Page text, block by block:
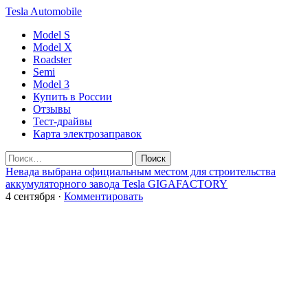
Tesla Automobile
Model S
Model X
Roadster
Semi
Model 3
Купить в России
Отзывы
Тест-драйвы
Карта электрозаправок
Невада выбрана официальным местом для строительства
аккумуляторного завода Tesla GIGAFACTORY
4 сентября · Комментировать